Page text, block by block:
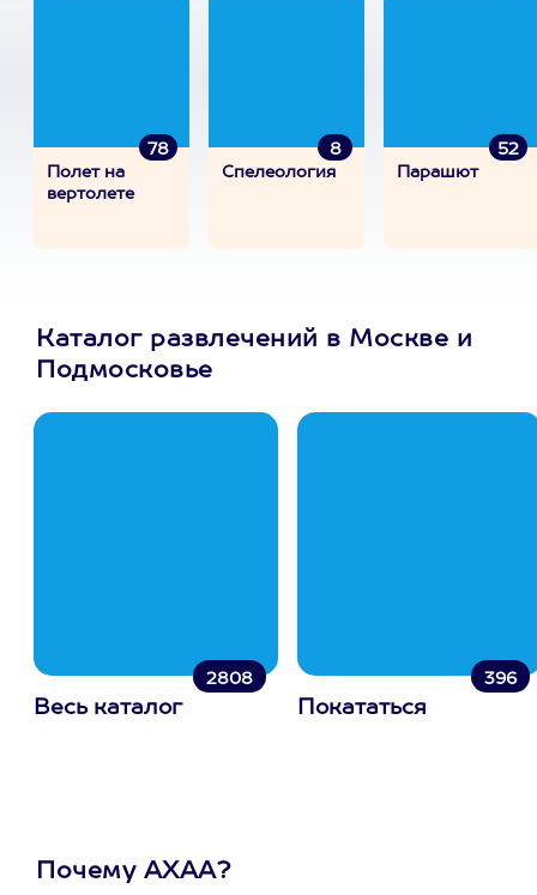
78
Полет на
вертолете
8
Спелеология
52
Парашют
Каталог развлечений в Москве и
Подмосковье
2808
Весь каталог
396
Покататься
Почему АХАА?